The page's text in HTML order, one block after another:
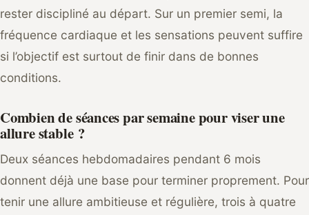
rester discipliné au départ. Sur un premier semi, la
fréquence cardiaque et les sensations peuvent suffire
si l’objectif est surtout de finir dans de bonnes
conditions.
Combien de séances par semaine pour viser une
allure stable ?
Deux séances hebdomadaires pendant 6 mois
donnent déjà une base pour terminer proprement. Pour
tenir une allure ambitieuse et régulière, trois à quatre